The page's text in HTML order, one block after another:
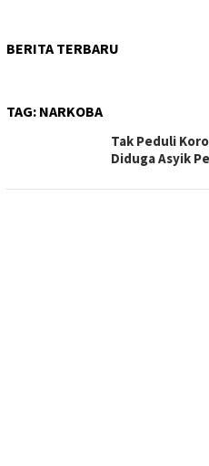
BERITA TERBARU
TAG: NARKOBA
Tak Peduli
Diduga Asyik